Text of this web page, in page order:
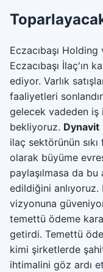
Eczacıbaşı
Eczacıbaşı İlaç'ın
ediyor. Varlık
faaliyetleri
gelecek vadeden iş
bekliyoruz. Dynavit
ilaç sektörünün
olarak büyüme
paylaşılmasa da
edildiğini
vizyonuna
temettü ödeme
getirdi. Temettü
kimi şirketlerde
ihtimalini göz ardı